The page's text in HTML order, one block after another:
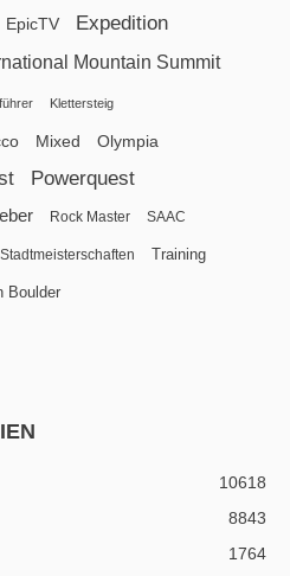
EpicTV Expedition
Mountain Summit
Klettersteig
Mixed Olympia
Powerquest
Rock Master SAAC
Stadtmeisterschaften Training
Boulder
10618
8843
1764